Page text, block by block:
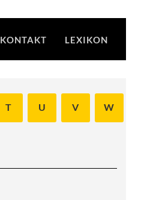
KONTAKT LEXIKON
T U V W